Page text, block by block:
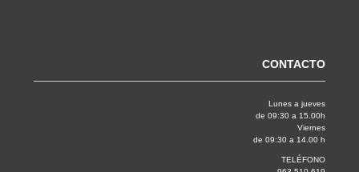
CONTACTO
Lunes a jueves
de 09:30 a 15.00h
Viernes
de 09:30 a 14.00 h
TELÉFONO